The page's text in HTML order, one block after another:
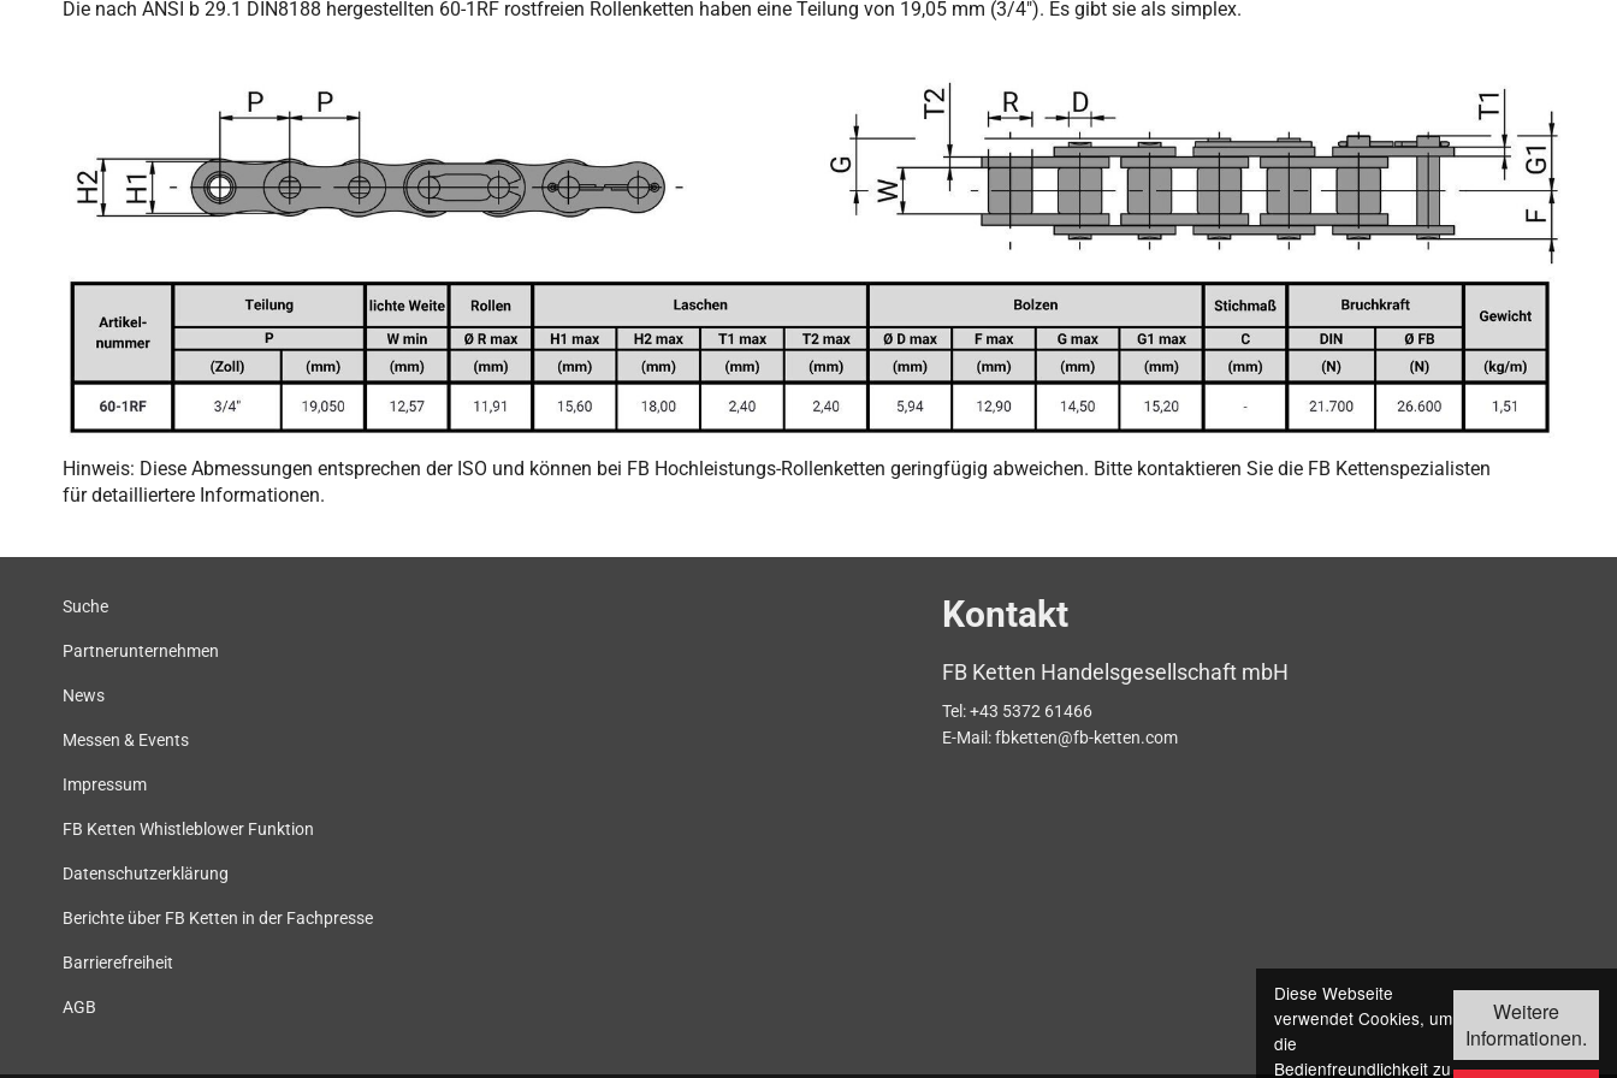
Diese Webseite
verwendet Cookies, um
die
Bedienfreundlichkeit zu
Weitere
Informationen.
Die nach ANSI b 29.1 DIN8188 hergestellten 60-1RF rostfreien Rollenketten haben eine Teilung von 19,05 mm (3/4"). Es gibt sie als simplex.
Hinweis: Diese Abmessungen entsprechen der ISO und können bei FB Hochleistungs-Rollenketten geringfügig abweichen. Bitte kontaktieren Sie die FB Kettenspezialisten
für detailliertere Informationen.
Suche
Partnerunternehmen
News
Messen & Events
Impressum
FB Ketten Whistleblower Funktion
Datenschutzerklärung
Berichte über FB Ketten in der Fachpresse
Barrierefreiheit
AGB
Kontakt
FB Ketten Handelsgesellschaft mbH
Tel:+43 5372 61466
E-Mail:fbketten@fb-ketten.com